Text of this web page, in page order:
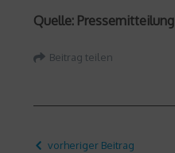
Quelle:
Beitrag teilen
vorheriger Beitrag